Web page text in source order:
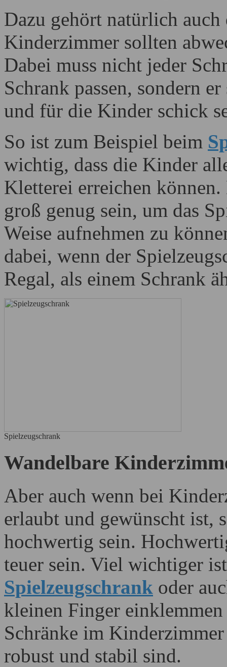
Dazu gehört natürlich
Kinderzimmer sollten
Dabei muss nicht jeder
Schrank passen, sondern
und für die Kinder schick
So ist zum Beispiel beim
wichtig, dass die Kinder
Kletterei erreichen
groß genug sein, um das
Weise aufnehmen zu
dabei, wenn der
Regal, als einem Schrank
Spielzeugschrank
Wandelbare
Aber auch wenn bei
erlaubt und gewünscht ist,
hochwertig sein.
teuer sein. Viel wichtiger
Spielzeugschrank oder
kleinen Finger
Schränke im
robust und stabil sind.